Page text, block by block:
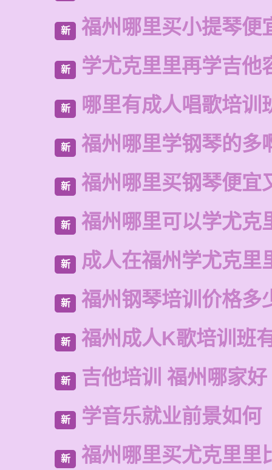
新 福州哪里买小提琴便
新 学尤克里里再学吉他
新 哪里有成人唱歌培训
新 福州哪里学钢琴的多
新 福州哪里买钢琴便宜
新 福州哪里可以学尤克
新 成人在福州学尤克里
新 福州钢琴培训价格多
新 福州成人K歌培训班
新 吉他培训 福州哪家好
新 学音乐就业前景如何
新 福州哪里买尤克里里